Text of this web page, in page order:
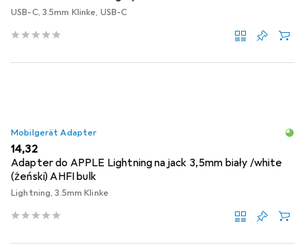
USB-C, 3.5mm Klinke, USB-C
Mobilgerät Adapter
EUR
14,32
Adapter do APPLE Lightning na jack 3,5mm biały /white
(żeński) AHFI bulk
Lightning, 3.5mm Klinke